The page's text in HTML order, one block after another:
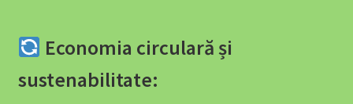
Economia circulară și
sustenabilitate: